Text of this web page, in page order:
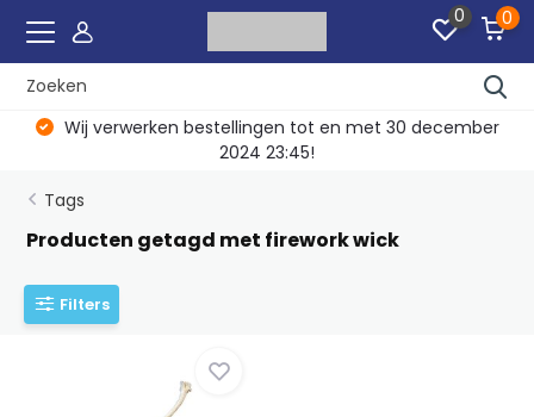
0 0
Wij verwerken bestellingen tot en met 30 december
2024 23:45!
Tags
Producten getagd met firework wick
Filters